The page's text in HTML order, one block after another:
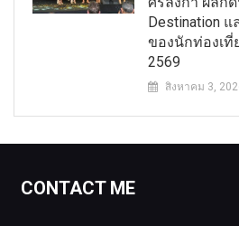
Destination
ของนักท่องเที่
2569
สิงหาคม 3,
CONTACT ME